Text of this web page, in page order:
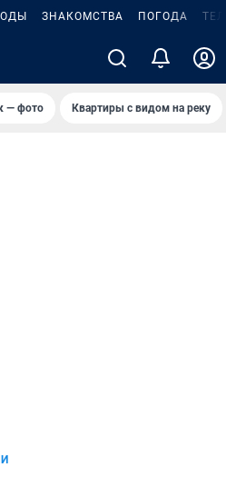
ЗНАКОМСТВА ПОГОДА
— фото Квартиры с видом на реку